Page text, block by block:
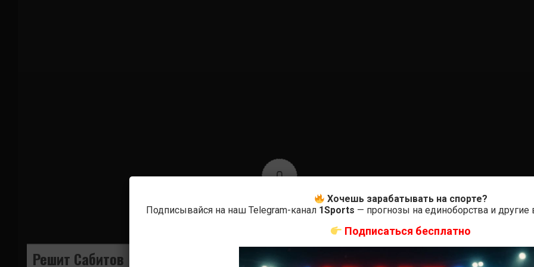
0
Решит Сабитов
Хочешь зарабатывать на спорте?
Подписывайся на наш Telegram-канал 1Sports — прогнозы на единоборства и
Подписаться бесплатно